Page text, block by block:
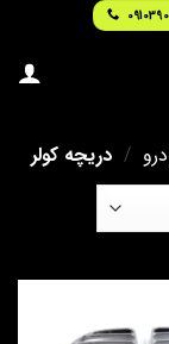
/ دریچه کولر